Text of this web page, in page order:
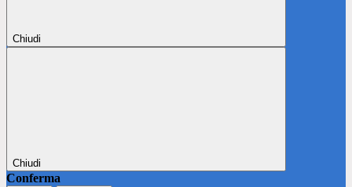
Chiudi
Chiudi
Conferma